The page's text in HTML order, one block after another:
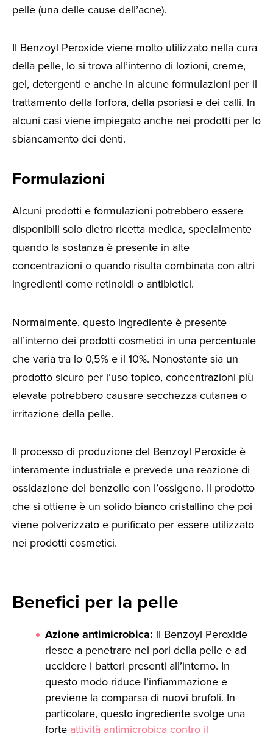
pelle (una delle cause dell’acne).
Il Benzoyl Peroxide viene molto utilizzato nella cura
della pelle, lo si trova all’interno di lozioni, creme,
gel, detergenti e anche in alcune formulazioni per il
trattamento della forfora, della psoriasi e dei calli. In
alcuni casi viene impiegato anche nei prodotti per lo
sbiancamento dei denti.
Formulazioni
Alcuni prodotti e formulazioni potrebbero essere
disponibili solo dietro ricetta medica, specialmente
quando la sostanza è presente in alte
concentrazioni o quando risulta combinata con altri
ingredienti come retinoidi o antibiotici.
Normalmente, questo ingrediente è presente
all’interno dei prodotti cosmetici in una percentuale
che varia tra lo 0,5% e il 10%. Nonostante sia un
prodotto sicuro per l’uso topico, concentrazioni più
elevate potrebbero causare secchezza cutanea o
irritazione della pelle.
Il processo di produzione del Benzoyl Peroxide è
interamente industriale e prevede una reazione di
ossidazione del benzoile con l’ossigeno. Il prodotto
che si ottiene è un solido bianco cristallino che poi
viene polverizzato e purificato per essere utilizzato
nei prodotti cosmetici.
Benefici per la pelle
Azione antimicrobica: il Benzoyl Peroxide
riesce a penetrare nei pori della pelle e ad
uccidere i batteri presenti all’interno. In
questo modo riduce l’infiammazione e
previene la comparsa di nuovi brufoli. In
particolare, questo ingrediente svolge una
forte attività antimicrobica contro il